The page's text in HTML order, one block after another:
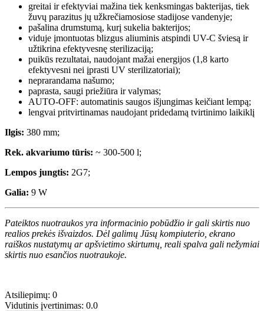
greitai ir efektyviai mažina tiek kenksmingas bakterijas, tiek
žuvų parazitus jų užkrečiamosiose stadijose vandenyje;
pašalina drumstumą, kurį sukelia bakterijos;
viduje įmontuotas blizgus aliuminis atspindi UV-C šviesą ir
užtikrina efektyvesnę sterilizaciją;
puikūs rezultatai, naudojant mažai energijos (1,8 karto
efektyvesni nei įprasti UV sterilizatoriai);
neprarandama našumo;
paprasta, saugi priežiūra ir valymas;
AUTO-OFF: automatinis saugos išjungimas keičiant lempą;
lengvai pritvirtinamas naudojant pridedamą tvirtinimo laikiklį
Ilgis: 380 mm;
Rek. akvariumo tūris: ~ 300-500 l;
Lempos jungtis: 2G7;
Galia: 9 W
Pateiktos nuotraukos yra informacinio pobūdžio ir gali skirtis nuo
realios prekės išvaizdos. Dėl galimų Jūsų kompiuterio, ekrano
raiškos nustatymų ar apšvietimo skirtumų, reali spalva gali nežymiai
skirtis nuo esančios nuotraukoje.
Atsiliepimų: 0
Vidutinis įvertinimas: 0.0